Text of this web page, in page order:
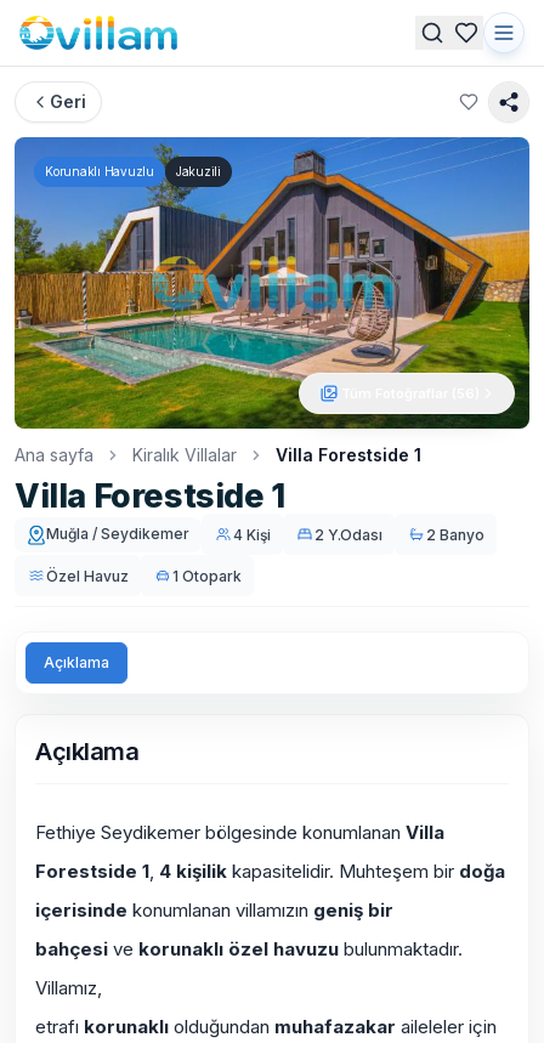
Geri
Korunaklı Havuzlu Jakuzili
Ana sayfa Kiralık Villalar Villa Forestside 1
Villa Forestside 1
Muğla / Seydikemer 4 Kişi 2 Y.Odası 2 Banyo
Özel Havuz 1 Otopark
Açıklama
Açıklama
Fethiye Seydikemer bölgesinde konumlanan Villa
Forestside 1, 4 kişilik kapasitelidir. Muhteşem bir doğa
içerisinde konumlanan villamızın geniş bir
bahçesi ve korunaklı özel havuzu bulunmaktadır.
Villamız,
etrafı korunaklı olduğundan muhafazakar aileleler için